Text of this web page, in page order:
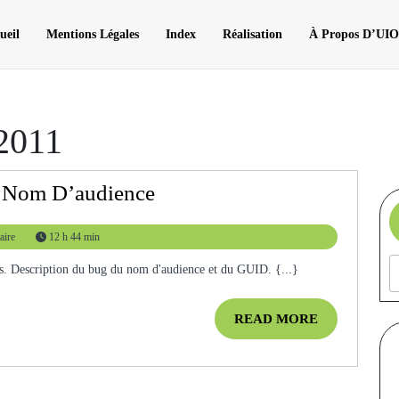
Mentions Légales Index Réalisation À Propos
D’audience[SP2010]
Bug
D’affichage
Du
D’audience
12 h 44 min
Description du bug du nom d'audience et du GUID. {...}
READ MOREREAD
MORE